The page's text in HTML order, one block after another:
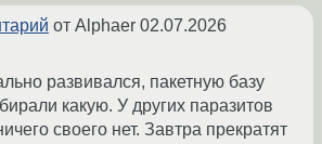
от Alphaer 02.07.2026
развивался, пакетную базу
какую. У других паразитов
своего нет. Завтра прекратят